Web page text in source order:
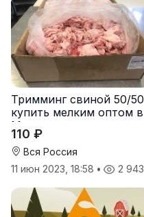
Тримминг свиной 50/50
купить мелким оптом в
Москве
110 ₽
Вся Россия
11 июн 2023, 18:58 • 2 943